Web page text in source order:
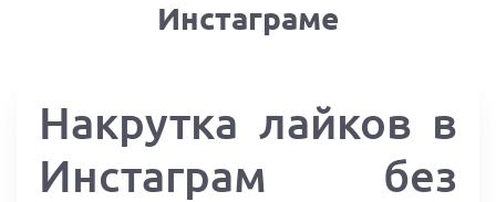
Инстаграме
Накрутка лайков в
Инстаграм без